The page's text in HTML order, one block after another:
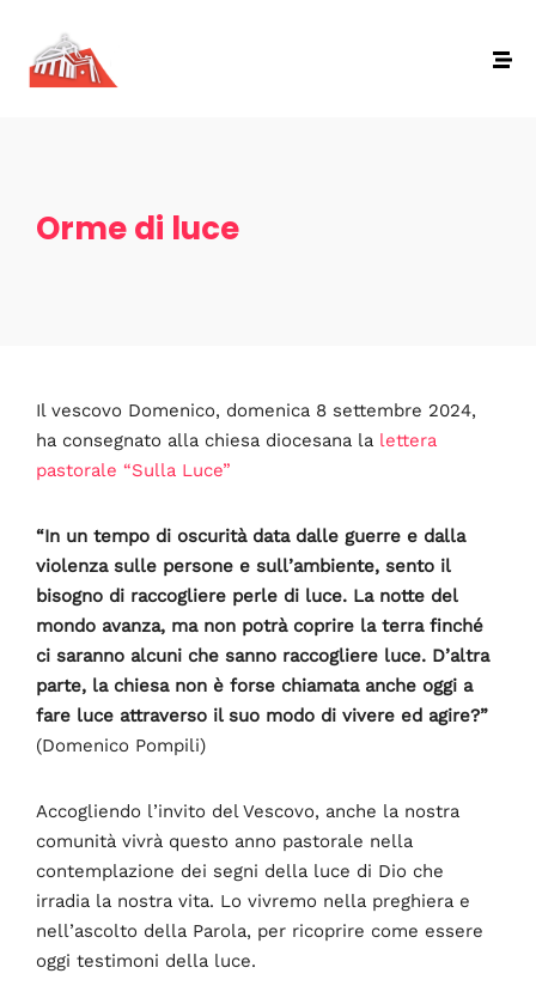
Orme di luce
Il vescovo Domenico, domenica 8 settembre 2024,
ha consegnato alla chiesa diocesana la lettera
pastorale “Sulla Luce”
“In un tempo di oscurità data dalle guerre e dalla
violenza sulle persone e sull’ambiente, sento il
bisogno di raccogliere perle di luce. La notte del
mondo avanza, ma non potrà coprire la terra finché
ci saranno alcuni che sanno raccogliere luce. D’altra
parte, la chiesa non è forse chiamata anche oggi a
fare luce attraverso il suo modo di vivere ed agire?”
(Domenico Pompili)
Accogliendo l’invito del Vescovo, anche la nostra
comunità vivrà questo anno pastorale nella
contemplazione dei segni della luce di Dio che
irradia la nostra vita. Lo vivremo nella preghiera e
nell’ascolto della Parola, per ricoprire come essere
oggi testimoni della luce.